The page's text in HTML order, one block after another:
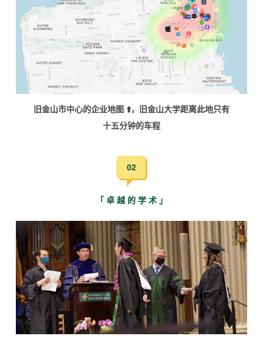
旧金山市中心的企业地图 ⬆️，旧金山大学距离此地只有
十五分钟的车程
02
「 卓 越 的 学 术 」